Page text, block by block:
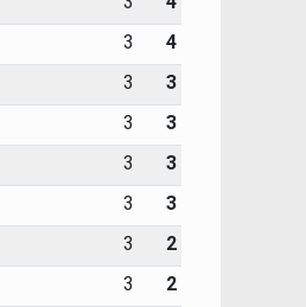
3
4
3
3
3
3
3
3
3
3
3
2
3
2